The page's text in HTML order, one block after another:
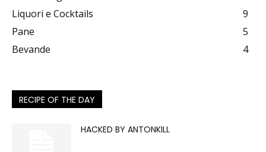
Liquori e Cocktails
9
Pane
5
Bevande
4
RECIPE OF THE DAY
HACKED BY ANTONKILL